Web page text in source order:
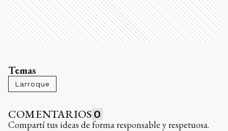
Temas
Larroque
COMENTARIOS 0
Compartí tus ideas de forma responsable y respetuosa.